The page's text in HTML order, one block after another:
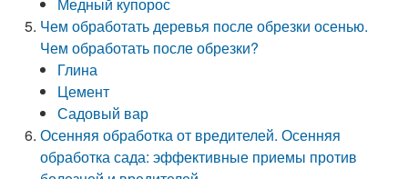
Чем обработать деревья после обрезки осенью.
Чем обработать после обрезки?
Глина
Цемент
Садовый вар
Осенняя обработка от вредителей. Осенняя
обработка сада: эффективные приемы против